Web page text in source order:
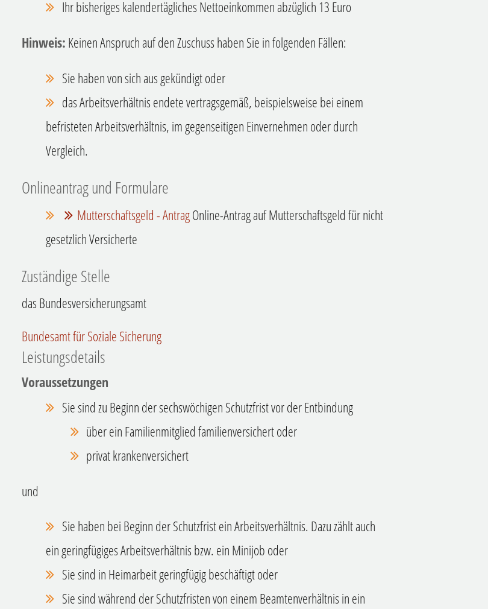
Ihr bisheriges kalendertägliches Nettoeinkommen abzüglich 13 Euro
Hinweis:Keinen Anspruch auf den Zuschusshaben Sie in folgenden Fällen:
Sie haben von sich aus gekündigt oder
das Arbeitsverhältnis endete vertragsgemäß, beispielsweisebei einem
befristeten Arbeitsverhältnis, im gegenseitigen Einvernehmen oder durch
Vergleich.
Onlineantrag und Formulare
Mutterschaftsgeld - AntragOnline-Antrag auf Mutterschaftsgeld für nicht
gesetzlich Versicherte
Zuständige Stelle
das Bundesversicherungsamt
Bundesamt für Soziale Sicherung
Leistungsdetails
Voraussetzungen
Sie sind zu Beginn der sechswöchigen Schutzfrist vor der Entbindung
über ein Familienmitglied familienversichert oder
privat krankenversichert
und
Sie haben bei Beginn der Schutzfrist ein Arbeitsverhältnis. Dazu zählt auch
ein geringfügiges Arbeitsverhältnis bzw. ein Minijoboder
Sie sind in Heimarbeit geringfügig beschäftigt oder
Sie sind während der Schutzfristen von einem Beamtenverhältnis in ein